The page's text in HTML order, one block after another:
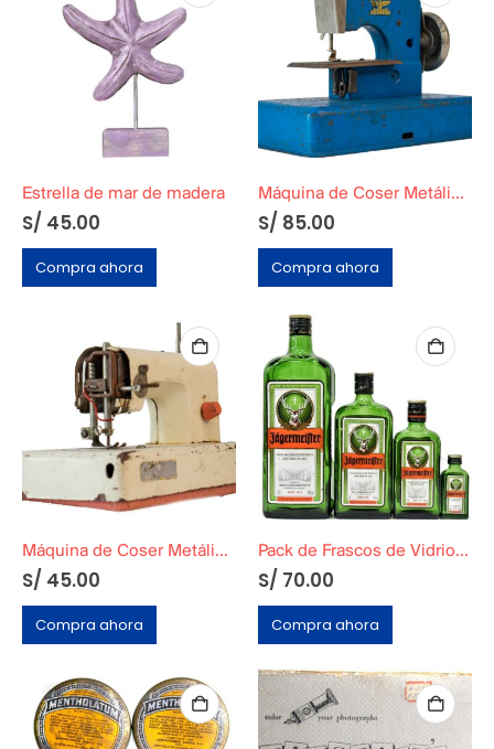
Estrella de mar de madera
S/ 45.00
Compra ahora
Máquina de Coser Metálica Azul
S/ 85.00
Compra ahora
Máquina de Coser Metálica Blanca
S/ 45.00
Compra ahora
Pack de Frascos de Vidrio Decorativos Vintage
S/ 70.00
Compra ahora